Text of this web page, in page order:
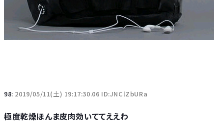
98: 2019/05/11(土) 19:17:30.06 ID:JNClZbURa
極度乾燥ほんま皮肉効いててええわ